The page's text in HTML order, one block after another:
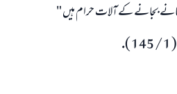
بجانے كے آلات حرام ہيں "